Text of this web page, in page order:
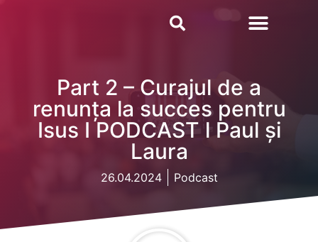
Part 2 – Curajul de a
renunța la succes pentru
Isus I PODCAST l Paul și
Laura
26.04.2024 Podcast